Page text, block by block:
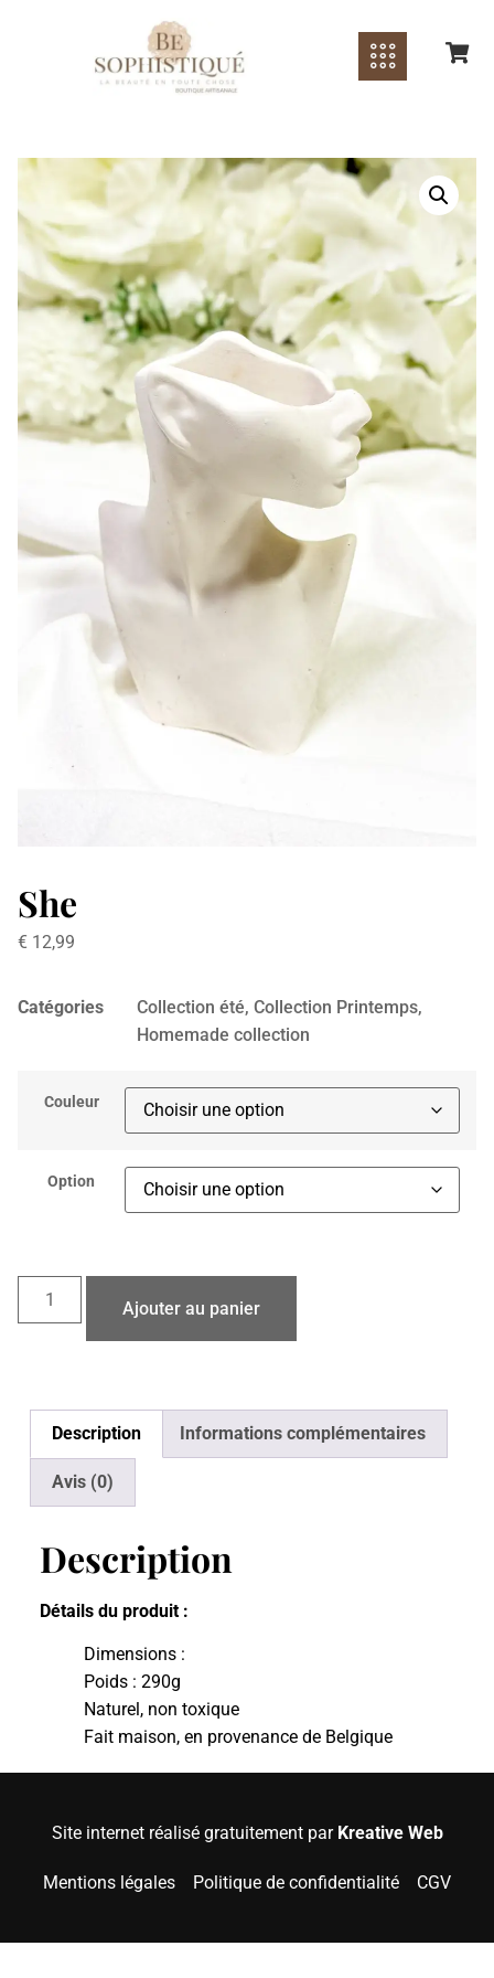
She
€ 12,99
Catégories Collection été, Collection Printemps,
Homemade collection
Couleur
Option
Ajouter au panier
Description Informations complémentaires
Avis (0)
Description
Détails du produit :
Dimensions :
Poids : 290g
Naturel, non toxique
Fait maison, en provenance de Belgique
Site internet réalisé gratuitement par Kreative Web
Mentions légales Politique de confidentialité CGV